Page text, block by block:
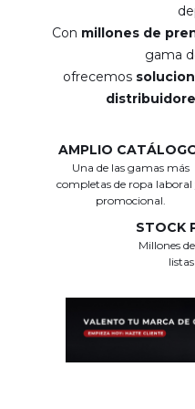
Con millones de
gama
ofrecemos
AMPLIO
Una de las gamas más
completas de ropa laboral
promocional.
STOCK
Millones